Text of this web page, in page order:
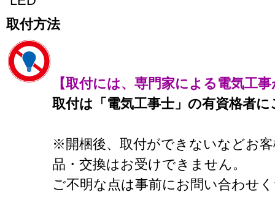
取付方法
【取付には、専門家による電気工
取付は「電気工事士」の有資格者
※開梱後、取付ができないなどお
品・交換はお受けできません。
ご不明な点は事前にお問い合わせ